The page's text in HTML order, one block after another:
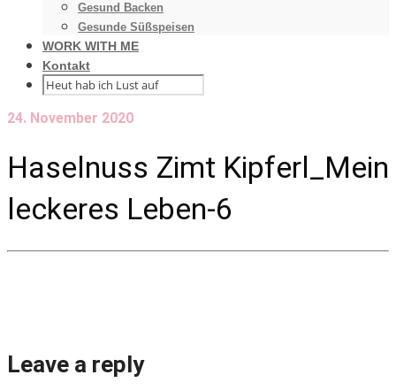
Gesund Backen
Gesunde Süßspeisen
WORK WITH ME
Kontakt
24. November 2020
Haselnuss Zimt Kipferl_Mein
leckeres Leben-6
Leave a reply